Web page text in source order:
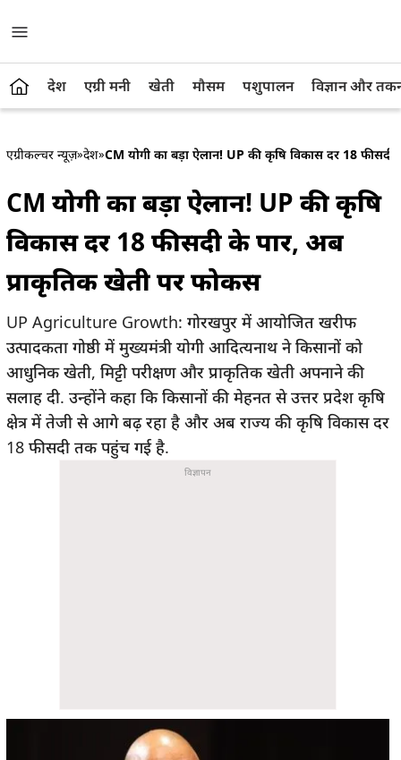
देश एग्री मनी खेती मौसम पशुपालन विज्ञान और
एग्रीकल्चर न्यूज़»देश»CM योगी का बड़ा ऐलान! UP की कृषि विकास दर 18
CM योगी का बड़ा ऐलान! UP की कृषि
विकास दर 18 फीसदी के पार, अब
प्राकृतिक खेती पर फोकस
UP Agriculture Growth: गोरखपुर में आयोजित खरीफ
उत्पादकता गोष्ठी में मुख्यमंत्री योगी आदित्यनाथ ने किसानों को
आधुनिक खेती, मिट्टी परीक्षण और प्राकृतिक खेती अपनाने की
सलाह दी. उन्होंने कहा कि किसानों की मेहनत से उत्तर प्रदेश कृषि
क्षेत्र में तेजी से आगे बढ़ रहा है और अब राज्य की कृषि विकास दर
18 फीसदी तक पहुंच गई है.